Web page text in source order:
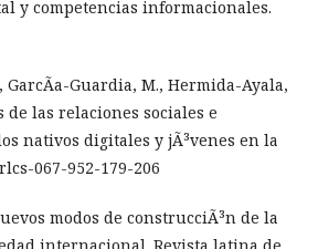
y competencias informacionales.
GarcÃ­a-Guardia, M., Hermida-Ayala,
de las relaciones sociales e
nativos digitales y jÃ³venes en la
067-952-179-206
modos de construcciÃ³n de la